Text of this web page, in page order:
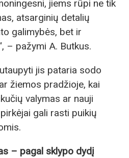
jiems rūpi ne tik
atsarginių detalių
galimybės, bet ir
– pažymi A. Butkus.
jis pataria sodo
žiemos pradžioje, kai
valymas ar nauji
gali rasti puikių
– pagal sklypo dydį